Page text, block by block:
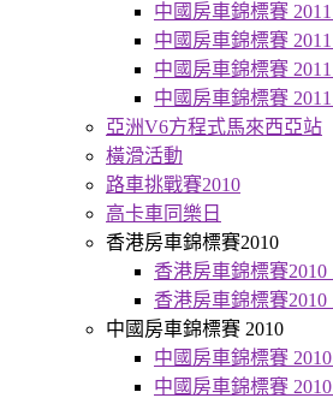
中國房車錦標賽 2011
中國房車錦標賽 2011
中國房車錦標賽 2011
中國房車錦標賽 2011
亞洲V6方程式馬來西亞站
橫滑活動
路車挑戰賽2010
高卡車同樂日
香港房車錦標賽2010
香港房車錦標賽2010
香港房車錦標賽2010
中國房車錦標賽 2010
中國房車錦標賽 2010
中國房車錦標賽 2010